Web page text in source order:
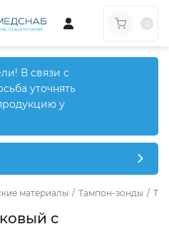
В связи с
уточнять
у
материалы / Тампон-зонды /
с